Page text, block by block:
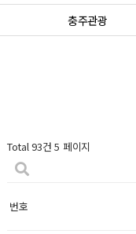
충주관광
Total 93건 5 페이지
번호